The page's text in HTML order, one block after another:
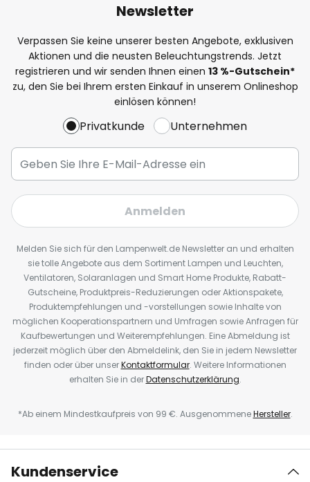
Newsletter
Verpassen Sie keine unserer besten Angebote, exklusiven
Aktionen und die neusten Beleuchtungstrends. Jetzt
registrieren und wir senden Ihnen einen 13 %-Gutschein*
zu, den Sie bei Ihrem ersten Einkauf in unserem Onlineshop
einlösen können!
Privatkunde Unternehmen
Anmelden
Melden Sie sich für den Lampenwelt.de Newsletter an und erhalten
sie tolle Angebote aus dem Sortiment Lampen und Leuchten,
Ventilatoren, Solaranlagen und Smart Home Produkte, Rabatt-
Gutscheine, Produktpreis-Reduzierungen oder Aktionspakete,
Produktempfehlungen und -vorstellungen sowie Inhalte von
möglichen Kooperationspartnern und Umfragen sowie Anfragen für
Kaufbewertungen und Weiterempfehlungen. Eine Abmeldung ist
jederzeit möglich über den Abmeldelink, den Sie in jedem Newsletter
finden oder über unserKontaktformular. Weitere Informationen
erhalten Sie in derDatenschutzerklärung.
*Ab einem Mindestkaufpreis von 99 €. AusgenommeneHersteller.
Kundenservice